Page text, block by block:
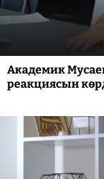
Академик
реакциясын